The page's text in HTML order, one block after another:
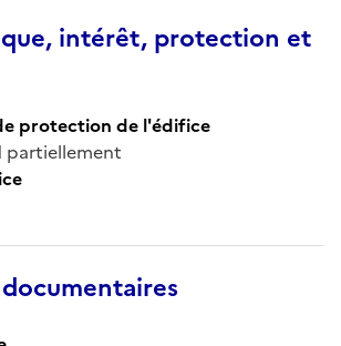
intérêt, protection et
protection de l'édifice
partiellement